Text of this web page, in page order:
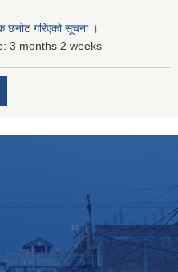
छनोट गरिएको सूचना ।
3 months 2 weeks